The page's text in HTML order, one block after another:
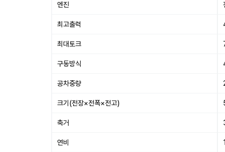
엔진
최고출력
최대토크
구동방식
공차중량
크기(전장×전폭×전고)
축거
연비